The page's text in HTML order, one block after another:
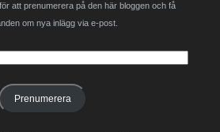
att prenumerera på den här bloggen och få
om nya inlägg via e-post.
Prenumerera